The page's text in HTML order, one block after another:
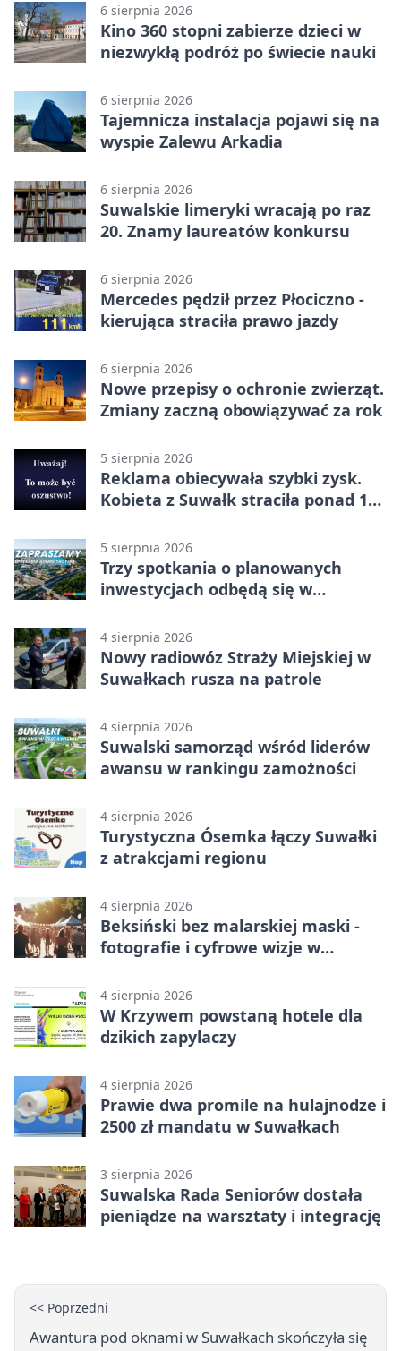
6 sierpnia 2026
Kino 360 stopni zabierze dzieci w
niezwykłą podróż po świecie nauki
6 sierpnia 2026
Tajemnicza instalacja pojawi się na
wyspie Zalewu Arkadia
6 sierpnia 2026
Suwalskie limeryki wracają po raz
20. Znamy laureatów konkursu
6 sierpnia 2026
Mercedes pędził przez Płociczno -
kierująca straciła prawo jazdy
6 sierpnia 2026
Nowe przepisy o ochronie zwierząt.
Zmiany zaczną obowiązywać za rok
5 sierpnia 2026
Reklama obiecywała szybki zysk.
Kobieta z Suwałk straciła ponad 190
5 sierpnia 2026
Trzy spotkania o planowanych
inwestycjach odbędą się w
4 sierpnia 2026
Nowy radiowóz Straży Miejskiej w
Suwałkach rusza na patrole
4 sierpnia 2026
Suwalski samorząd wśród liderów
awansu w rankingu zamożności
4 sierpnia 2026
Turystyczna Ósemka łączy Suwałki
z atrakcjami regionu
4 sierpnia 2026
Beksiński bez malarskiej maski -
fotografie i cyfrowe wizje w
4 sierpnia 2026
W Krzywem powstaną hotele dla
dzikich zapylaczy
4 sierpnia 2026
Prawie dwa promile na hulajnodze i
2500 zł mandatu w Suwałkach
3 sierpnia 2026
Suwalska Rada Seniorów dostała
pieniądze na warsztaty i integrację
<< Poprzedni
Awantura pod oknami w Suwałkach skończyła się